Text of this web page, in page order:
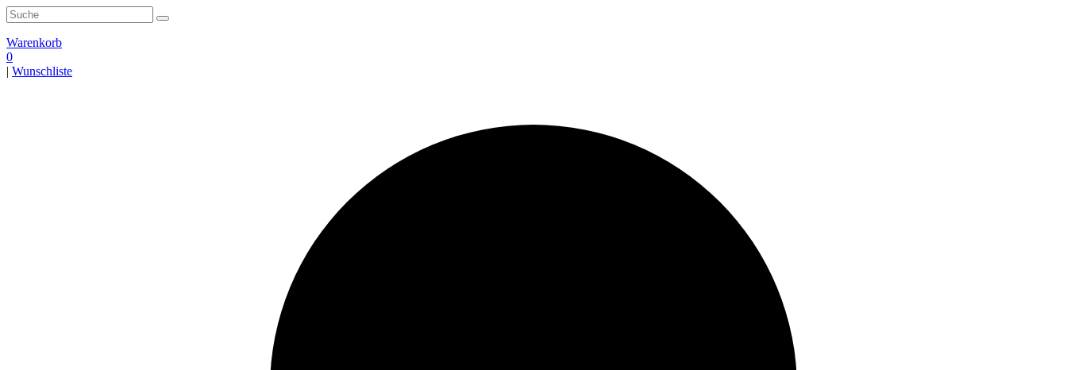
Zum
Inhalt
springen
Search
for:
Warenkorb
0
| Wunschliste